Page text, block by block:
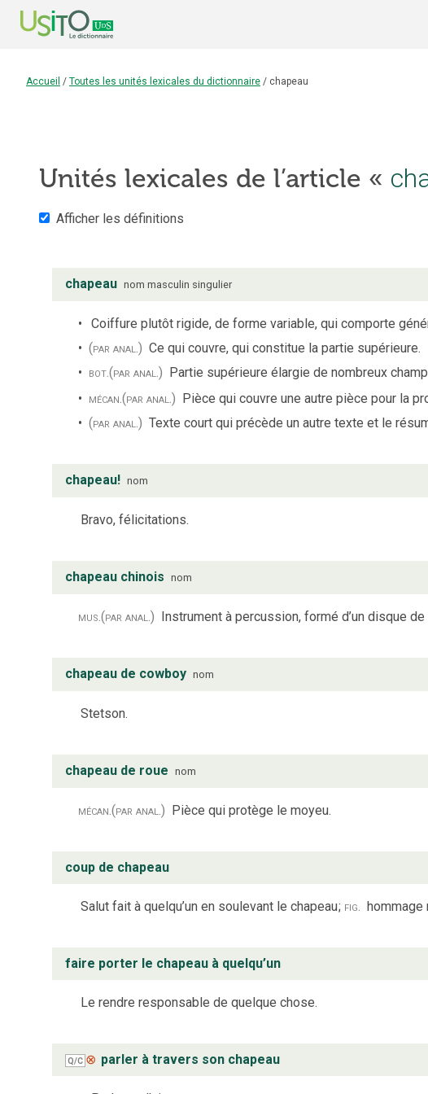
Accueil / Toutes les unités lexicales du dictionnaire / chapeau
Unités lexicales de l’article «
Afficher les définitions
chapeau nom masculin singulier
Coiffure plutôt rigide, de forme variable, qui comporte
(par anal.) Ce qui couvre, qui constitue la partie supérieure.
bot.(par anal.) Partie supérieure élargie de nombreux
mécan.(par anal.) Pièce qui couvre une autre pièce pour la
(par anal.) Texte court qui précède un autre texte et le
chapeau! nom
Bravo, félicitations.
chapeau chinois nom
mus.(par anal.) Instrument à percussion, formé d’un disque
chapeau de cowboy nom
Stetson.
chapeau de roue nom
mécan.(par anal.) Pièce qui protège le moyeu.
coup de chapeau
Salut fait à quelqu’un en soulevant le chapeau; fig. hommage
faire porter le chapeau à quelqu’un
Le rendre responsable de quelque chose.
Q/C ⊗ parler à travers son chapeau